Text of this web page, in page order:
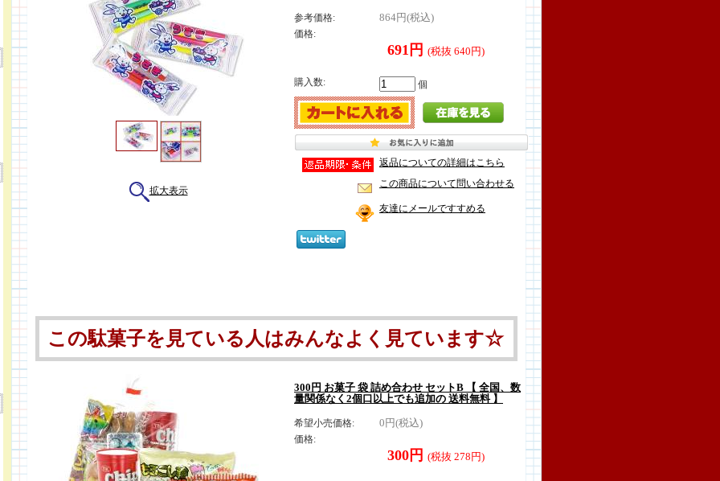
拡大表示
参考価格: 864円(税込)
価格:
691円 (税抜 640円)
購入数: 個
返品についての詳細はこちら
この商品について問い合わせる
友達にメールですすめる
この駄菓子を見ている人はみんなよく見ています☆
300円 お菓子 袋 詰め合わせ セットB 【 全国、数
量関係なく2個口以上でも追加の 送料無料 】
希望小売価格: 0円(税込)
価格:
300円 (税抜 278円)